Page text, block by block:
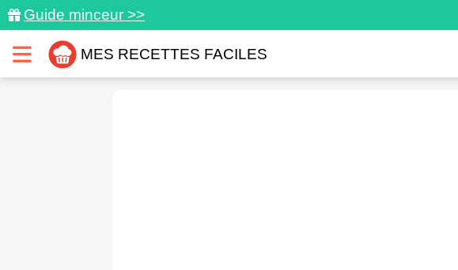
Guide minceur >>
MES RECETTES FACILES